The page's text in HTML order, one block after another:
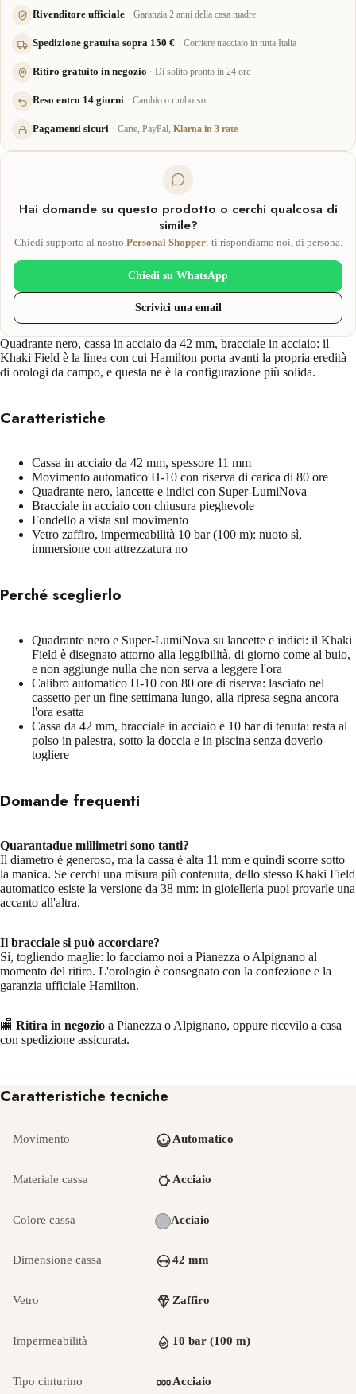
Rivenditore ufficiale Garanzia 2 anni della casa madre
Spedizione gratuita sopra 150 € Corriere tracciato in tutta Italia
Ritiro gratuito in negozio Di solito pronto in 24 ore
Reso entro 14 giorni Cambio o rimborso
Pagamenti sicuri Carte, PayPal, Klarna in 3 rate
Hai domande su questo prodotto o cerchi qualcosa di
simile?
Chiedi supporto al nostro Personal Shopper: ti rispondiamo noi, di persona.
Chiedi su WhatsApp
Scrivici una email
Quadrante nero, cassa in acciaio da 42 mm, bracciale in acciaio: il
Khaki Field è la linea con cui Hamilton porta avanti la propria eredità
di orologi da campo, e questa ne è la configurazione più solida.
Caratteristiche
Cassa in acciaio da 42 mm, spessore 11 mm
Movimento automatico H-10 con riserva di carica di 80 ore
Quadrante nero, lancette e indici con Super-LumiNova
Bracciale in acciaio con chiusura pieghevole
Fondello a vista sul movimento
Vetro zaffiro, impermeabilità 10 bar (100 m): nuoto sì,
immersione con attrezzatura no
Perché sceglierlo
Quadrante nero e Super-LumiNova su lancette e indici: il Khaki
Field è disegnato attorno alla leggibilità, di giorno come al buio,
e non aggiunge nulla che non serva a leggere l'ora
Calibro automatico H-10 con 80 ore di riserva: lasciato nel
cassetto per un fine settimana lungo, alla ripresa segna ancora
l'ora esatta
Cassa da 42 mm, bracciale in acciaio e 10 bar di tenuta: resta al
polso in palestra, sotto la doccia e in piscina senza doverlo
togliere
Domande frequenti
Quarantadue millimetri sono tanti?
Il diametro è generoso, ma la cassa è alta 11 mm e quindi scorre sotto
la manica. Se cerchi una misura più contenuta, dello stesso Khaki Field
automatico esiste la versione da 38 mm: in gioielleria puoi provarle una
accanto all'altra.
Il bracciale si può accorciare?
Sì, togliendo maglie: lo facciamo noi a Pianezza o Alpignano al
momento del ritiro. L'orologio è consegnato con la confezione e la
garanzia ufficiale Hamilton.
🏬 Ritira in negozio a Pianezza o Alpignano, oppure ricevilo a casa
con spedizione assicurata.
Caratteristiche tecniche
Movimento Automatico
Materiale cassa Acciaio
Colore cassa Acciaio
Dimensione cassa 42 mm
Vetro Zaffiro
Impermeabilità 10 bar (100 m)
Tipo cinturino Acciaio